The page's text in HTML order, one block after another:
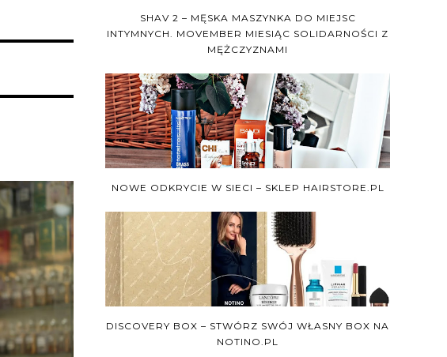
SHAV 2 – MĘSKA MASZYNKA DO MIEJSC
INTYMNYCH. MOVEMBER MIESIĄC SOLIDARNOŚCI Z
MĘŻCZYZNAMI
NOWE ODKRYCIE W SIECI – SKLEP HAIRSTORE.PL
DISCOVERY BOX – STWÓRZ SWÓJ WŁASNY BOX NA
NOTINO.PL